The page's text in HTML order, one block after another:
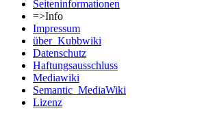
Seiten­informationen
=>Info
Impressum
über_Kubbwiki
Datenschutz
Haftungsausschluss
Mediawiki
Semantic_MediaWiki
Lizenz